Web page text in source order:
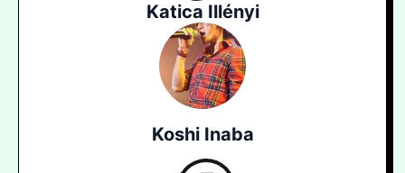
Katica Illényi
Koshi Inaba